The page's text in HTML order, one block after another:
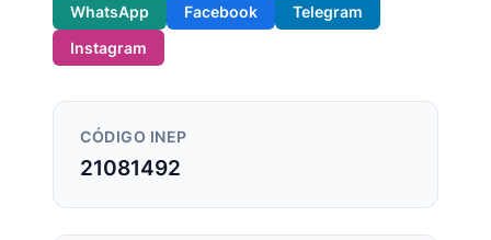
WhatsApp Facebook
Telegram
Instagram
CÓDIGO INEP
21081492